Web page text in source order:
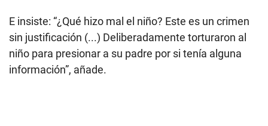
E insiste: “¿Qué hizo mal el niño? Este es un crimen
sin justificación (...) Deliberadamente torturaron al
niño para presionar a su padre por si tenía alguna
información”, añade.